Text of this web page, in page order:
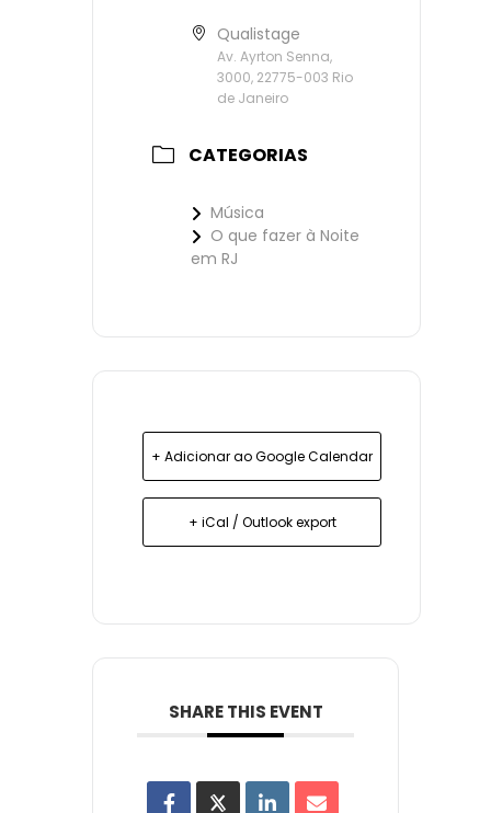
Qualistage
Av. Ayrton Senna,
3000, 22775-003 Rio
de Janeiro
CATEGORIAS
Música
O que fazer à Noite
em RJ
+ Adicionar ao Google Calendar
+ iCal / Outlook export
SHARE THIS EVENT